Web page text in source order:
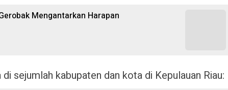
Mengantarkan Harapan
sejumlah kabupaten dan kota di Kepulauan Riau: